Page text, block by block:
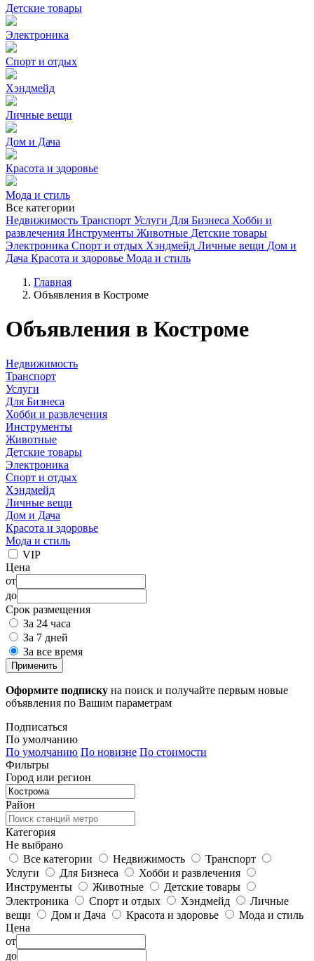
Детские товары
Электроника
Спорт и отдых
Хэндмейд
Личные вещи
Дом и Дача
Красота и здоровье
Мода и стиль
Все категории
Недвижимость Транспорт Услуги Для Бизнеса Хобби и
развлечения Инструменты Животные Детские товары
Электроника Спорт и отдых Хэндмейд Личные вещи Дом и
Дача Красота и здоровье Мода и стиль
Главная
Объявления в Костроме
Объявления в Костроме
Недвижимость
Транспорт
Услуги
Для Бизнеса
Хобби и развлечения
Инструменты
Животные
Детские товары
Электроника
Спорт и отдых
Хэндмейд
Личные вещи
Дом и Дача
Красота и здоровье
Мода и стиль
VIP
Цена
от
до
Срок размещения
За 24 часа
За 7 дней
За все время
Применить
Оформите подписку на поиск и получайте первым новые
объявления по Вашим параметрам
Подписаться
По умолчанию
По умолчанию По новизне По стоимости
Фильтры
Город или регион
Район
Категория
Не выбрано
Все категории
Недвижимость
Транспорт
Услуги
Для Бизнеса
Хобби и развлечения
Инструменты
Животные
Детские товары
Электроника
Спорт и отдых Хэндмейд
Личные
вещи
Дом и Дача Красота и здоровье
Мода и стиль
Цена
от
до